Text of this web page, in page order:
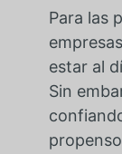
Para las
estar al
Sin